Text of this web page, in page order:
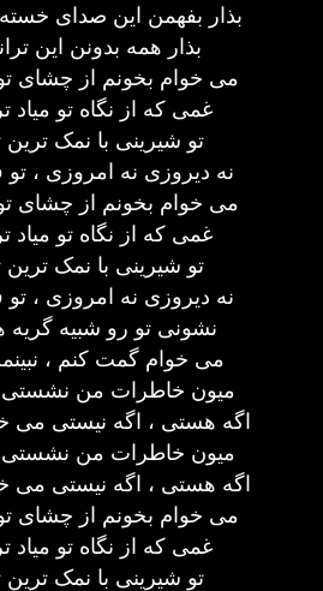
بذار بفهمن این صدای
بذار همه بدونن این
می خوام بخونم از چشای
غمی که از نگاه تو میاد
تو شیرینی با نمک ترین
نه دیروزی نه امروزی ،
می خوام بخونم از چشای
غمی که از نگاه تو میاد
تو شیرینی با نمک ترین
نه دیروزی نه امروزی ،
نشونی تو رو شبیه گریه
می خوام گمت کنم ،
میون خاطرات من
اگه هستی ، اگه نیستی می
میون خاطرات من
اگه هستی ، اگه نیستی می
می خوام بخونم از چشای
غمی که از نگاه تو میاد
تو شیرینی با نمک ترین